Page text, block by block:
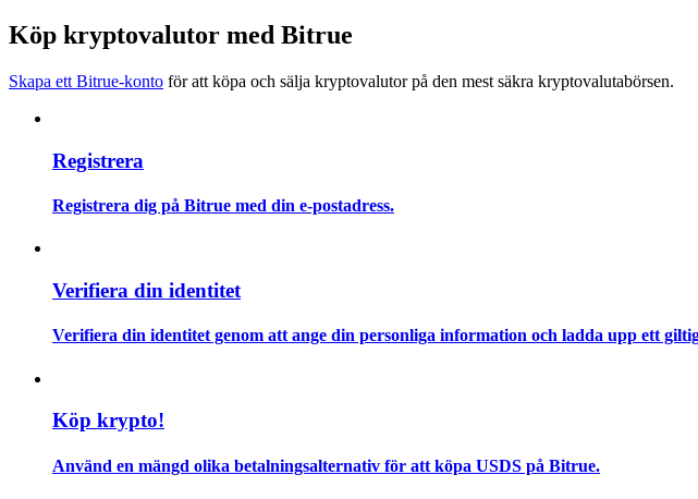
Bli en Copy Trader
Njut av vinstdelning och kopieringshandelsprovisioner
Big data-analys inklusive handelsinformation, etc.
Köp kryptovalutor med Bitrue
Skapa ett Bitrue-konto för att köpa och sälja kryptovalutor på den mest säkra kryptovalutabörsen.
Registrera
Registrera dig på Bitrue med din e-postadress.
Verifiera din identitet
Verifiera din identitet genom att ange din personliga information och ladda upp ett
Köp krypto!
Använd en mängd olika betalningsalternativ för att köpa USDS på Bitrue.